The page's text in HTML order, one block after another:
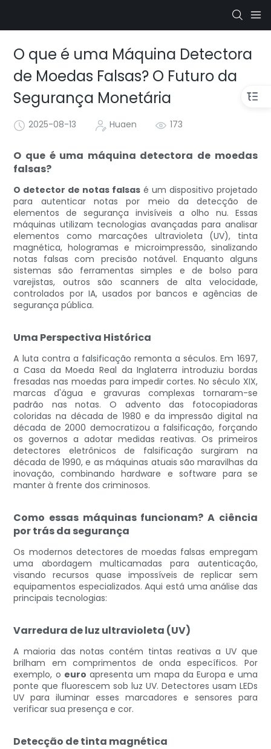
O que é uma Máquina Detectora
de Moedas Falsas? O Futuro da
Segurança Monetária
2025-08-13 Huaen 173
O que é uma máquina detectora de moedas
falsas?
O detector de notas falsas é um dispositivo projetado
para autenticar notas por meio da detecção de
elementos de segurança invisíveis a olho nu. Essas
máquinas utilizam tecnologias avançadas para analisar
elementos como marcações ultravioleta (UV), tinta
magnética, hologramas e microimpressão, sinalizando
notas falsas com precisão notável. Enquanto alguns
sistemas são ferramentas simples e de bolso para
varejistas, outros são scanners de alta velocidade,
controlados por IA, usados ​​por bancos e agências de
segurança pública.
Uma Perspectiva Histórica
A luta contra a falsificação remonta a séculos. Em 1697,
a Casa da Moeda Real da Inglaterra introduziu bordas
fresadas nas moedas para impedir cortes. No século XIX,
marcas d'água e gravuras complexas tornaram-se
padrão nas notas. O advento das fotocopiadoras
coloridas na década de 1980 e da impressão digital na
década de 2000 democratizou a falsificação, forçando
os governos a adotar medidas reativas. Os primeiros
detectores eletrônicos de falsificação surgiram na
década de 1990, e as máquinas atuais são maravilhas da
inovação, combinando hardware e software para se
manter à frente dos criminosos.
Como essas máquinas funcionam? A ciência
por trás da segurança
Os modernos detectores de moedas falsas empregam
uma abordagem multicamadas para autenticação,
visando recursos quase impossíveis de replicar sem
equipamentos especializados. Aqui está uma análise das
principais tecnologias:
Varredura de luz ultravioleta (UV)
A maioria das notas contém tintas reativas a UV que
brilham em comprimentos de onda específicos. Por
exemplo, o euro apresenta um mapa da Europa e uma
ponte que fluorescem sob luz UV. Detectores usam LEDs
UV para iluminar esses marcadores e sensores para
verificar sua presença e cor.
Detecção de tinta magnética